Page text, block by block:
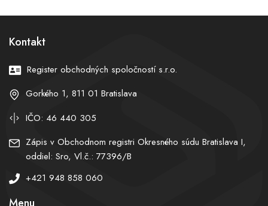
Kontakt
Register obchodných spoločností s.r.o.
Gorkého 1, 811 01 Bratislava
IČO: 46 440 305
Zápis v Obchodnom registri Okresného súdu Bratislava I,
oddiel: Sro, Vl.č.: 77396/B
+421 948 858 060
Menu